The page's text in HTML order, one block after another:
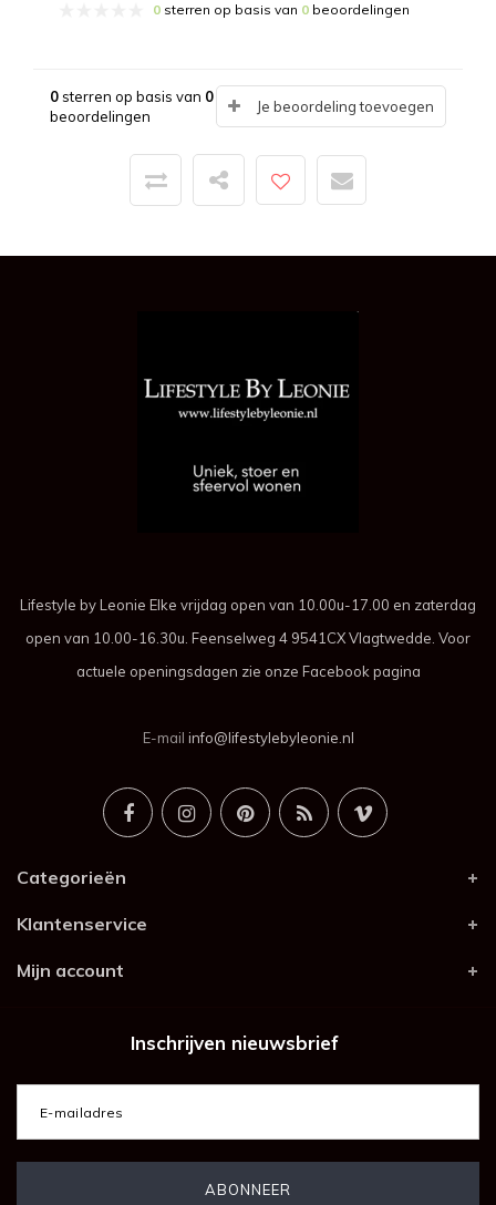
0 sterren op basis van 0 beoordelingen
0sterren op basis van 0
beoordelingen
Je beoordeling toevoegen
Lifestyle by Leonie Elke vrijdag open van 10.00u-17.00 en zaterdag
open van 10.00-16.30u. Feenselweg 4 9541CX Vlagtwedde. Voor
actuele openingsdagen zie onze Facebook pagina
E-mail info@lifestylebyleonie.nl
Categorieën
Klantenservice
Mijn account
Inschrijven nieuwsbrief